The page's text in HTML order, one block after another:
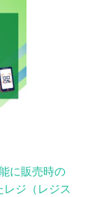
に販売時の
レジ（レジス